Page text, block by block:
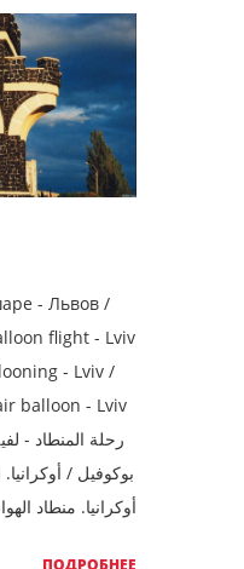
- Львов /
flight - Lviv
- Lviv /
balloon - Lviv
بوكوفيل /
أوكرانيا. منطاد
ПОДРОБНЕЕ